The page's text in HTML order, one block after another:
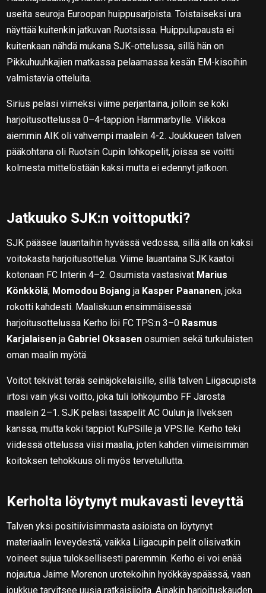
useita seuroja Euroopan huippusarjoista. Toistaiseksi ura
näyttää kuitenkin jatkuvan Ruotsissa. Huippulupausta ei
kuitenkaan nähdä mukana SJK-ottelussa, sillä hän on
Pikkuhuuhkajien matkassa pelaamassa kesän EM-kisoihin
valmistavia otteluita.
Sirius pelasi viimeksi viime perjantaina, jolloin se koki
harjoitusottelussa 0–4-tappion Hammarbylle. Viikkoa
aiemmin AIK oli vahvempi maalein 4-2. Joukkueen talven
pääkohtana oli Ruotsin Cupin lohkopelit, joissa se voitti
kolmesta mittelöstään kaksi mutta ei edennyt jatkoon.
Jatkuuko SJK:n voittoputki?
SJK pääsee lauantaihin hyvässä vedossa, sillä alla on kaksi
voitokasta harjoitusottelua. Viime lauantaina SJK kaatoi
kotonaan FC Interin 4–2. Osumista vastasivat Marius
Könkkölä, Momodou Bojang ja Kasper Paananen, joka
rokotti kahdesti. Maaliskuun ensimmäisessä
harjoitusottelussa Kerho löi FC TPS:n 3–0 Rasmus
Karjalaisen ja Gabriel Oksasen osumien sekä turkulaisten
oman maalin myötä.
Voitot tekivät terää seinäjokelaisille, sillä talven Liigacupista
irtosi vain yksi voitto, joka tuli lohkojumbo FF Jarosta
maalein 2–1. SJK pelasi tasapelit AC Oulun ja Ilveksen
kanssa, mutta koki tappiot KuPSille ja VPS:lle. Kerho teki
viidessä ottelussa viisi maalia, joten kahden viimeisimmän
koitoksen tehokkuus oli myös tervetullutta.
Kerholta löytynyt mukavasti leveyttä
Talven yksi positiivisimmasta asioista on löytynyt
materiaalin leveydestä, vaikka Liigacupin pelit olisivatkin
voineet sujua tuloksellisesti paremmin. Kerho ei voi enää
nojautua Jaime Morenon urotekoihin hyökkäyspäässä, vaan
joukkue tarvitsee uusia ratkaisijoita. Ainakin harjoituskauden